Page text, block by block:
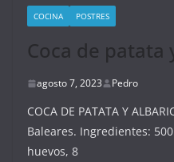
COCINA POSTRES
Coca de patata
agosto 7, 2023 Pedro
COCA DE PATATA Y
Baleares. Ingredientes:
huevos, 8